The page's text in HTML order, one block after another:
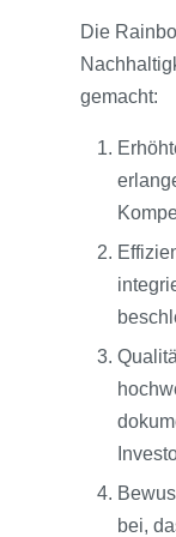
Die
gemacht:
bei,